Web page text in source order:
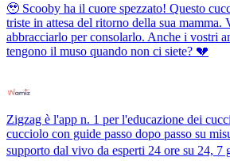
🥹 Scooby ha il cuore spezzato! Questo
triste in attesa del ritorno della sua mamma.
abbracciarlo per consolarlo. Anche i vostri
tengono il muso quando non ci siete? 💔
Zigzag è l'app n. 1 per l'educazione dei
cucciolo con guide passo dopo passo su
supporto dal vivo da esperti 24 ore su 24,